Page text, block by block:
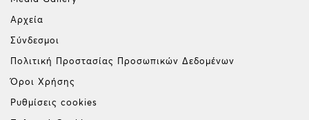
Αρχεία
Σύνδεσμοι
Πολιτική Προστασίας Προσωπικών Δεδομένων
Όροι Χρήσης
Ρυθμίσεις cookies